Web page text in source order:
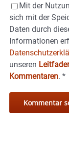
Mit der
sich mit der
Daten durch
Informationen
unseren
Kommentaren. *